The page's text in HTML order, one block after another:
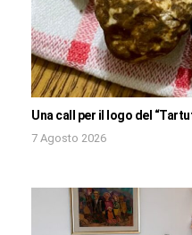
Una call per il logo del
7 Agosto 2026